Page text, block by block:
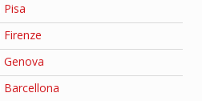
Pisa
Genova
Barcellona